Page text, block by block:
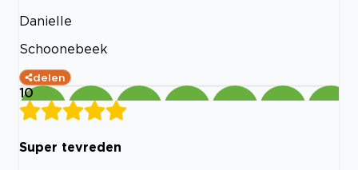
Danielle
Schoonebeek
delen
10
Super tevreden